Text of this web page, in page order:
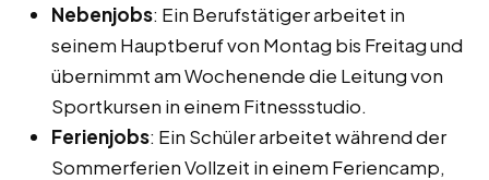
Nebenjobs: Ein Berufstätiger arbeitet in
seinem Hauptberuf von Montag bis Freitag und
übernimmt am Wochenende die Leitung von
Sportkursen in einem Fitnessstudio.
Ferienjobs: Ein Schüler arbeitet während der
Sommerferien Vollzeit in einem Feriencamp,